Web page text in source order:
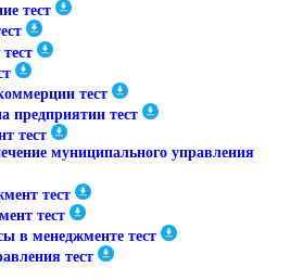
тест
тест
предприятии тест
тест
муниципального управления
тест
тест
в менеджменте тест
тест